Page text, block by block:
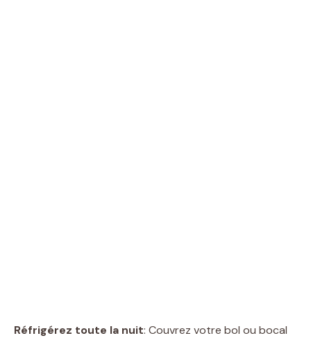
Réfrigérez toute la nuit: Couvrez votre bol ou bocal